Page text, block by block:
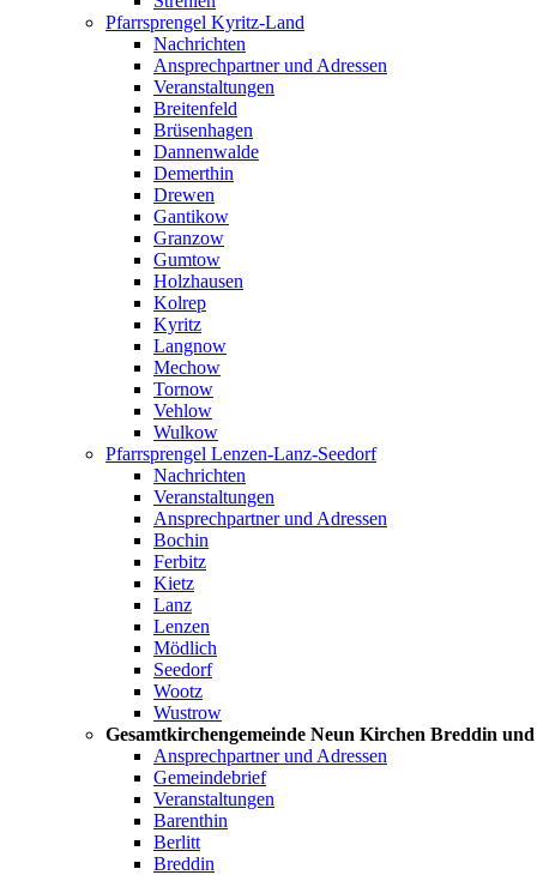
Pfarrsprengel Kyritz-Land
Nachrichten
Ansprechpartner und Adressen
Veranstaltungen
Breitenfeld
Brüsenhagen
Dannenwalde
Demerthin
Drewen
Gantikow
Granzow
Gumtow
Holzhausen
Kolrep
Kyritz
Langnow
Mechow
Tornow
Vehlow
Wulkow
Pfarrsprengel Lenzen-Lanz-Seedorf
Nachrichten
Veranstaltungen
Ansprechpartner und Adressen
Bochin
Ferbitz
Kietz
Lanz
Lenzen
Mödlich
Seedorf
Wootz
Wustrow
Gesamtkirchengemeinde Neun Kirchen Breddin
Ansprechpartner und Adressen
Gemeindebrief
Veranstaltungen
Barenthin
Berlitt
Breddin